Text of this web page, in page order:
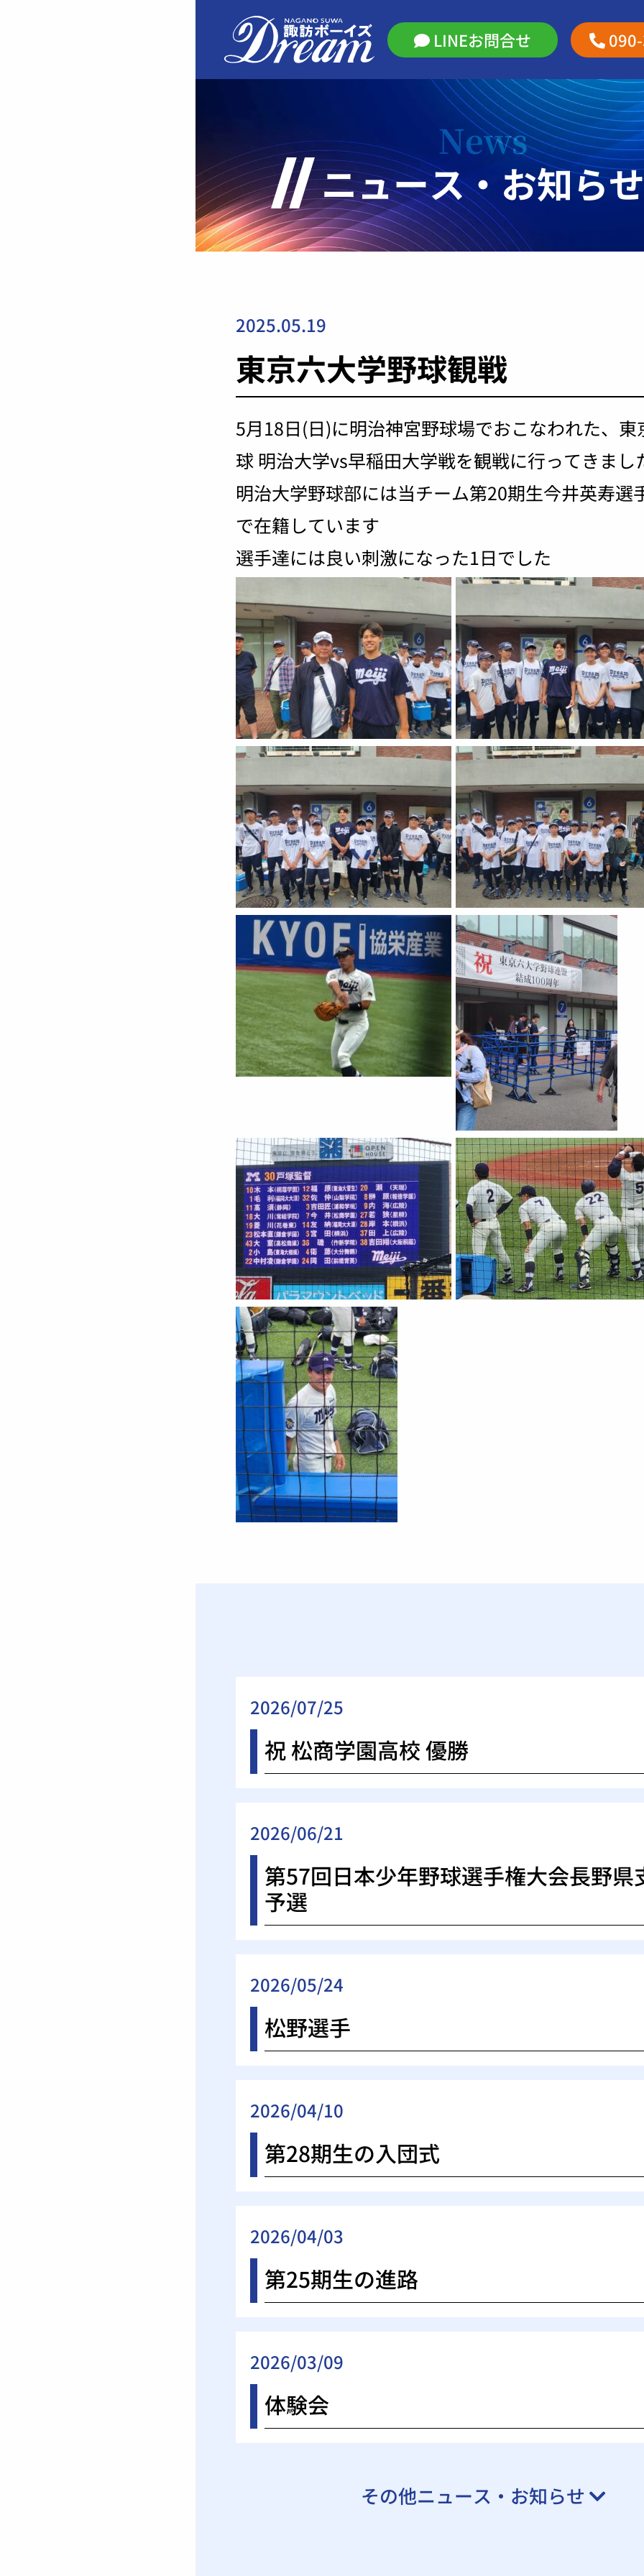
LINEお問合せ
News
ニュース・お知らせ
2025.05.19
東京六大学野球観戦
5月18日(日)に明治神宮野球場でおこなわれた、東
球 明治大学vs早稲田大学戦を観戦に行ってきまし
明治大学野球部には当チーム第20期生今井英寿選
で在籍しています
選手達には良い刺激になった1日でした
2026/07/25
祝 松商学園高校 優勝
2026/06/21
第57回日本少年野球選手権大会長野県
予選
2026/05/24
松野選手
2026/04/10
第28期生の入団式
2026/04/03
第25期生の進路
2026/03/09
体験会
その他ニュース・お知らせ